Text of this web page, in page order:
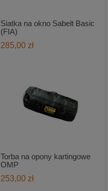
Siatka na okno Sabelt Basic
(FIA)
285,00 zł
Torba na opony kartingowe
OMP
253,00 zł